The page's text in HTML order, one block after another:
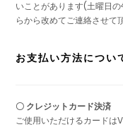
いことがあります(土曜日
らから改めてご連絡させて
お支払い方法につい
〇 クレジットカード決済
ご使用いただけるカードは